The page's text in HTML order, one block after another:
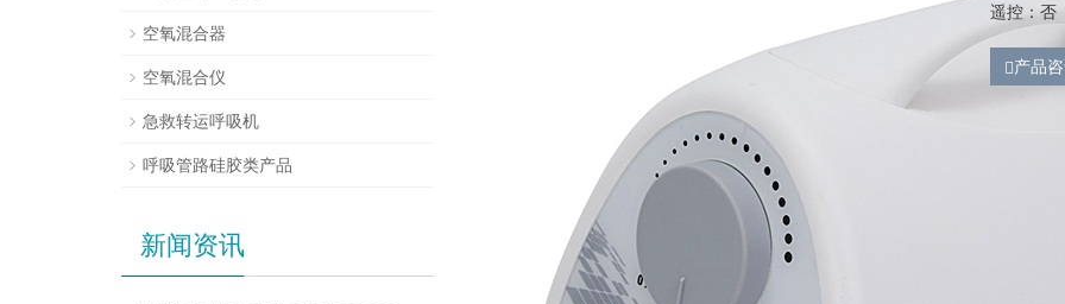
遥控：否
产品
空氧混合器
空氧混合仪
急救转运呼吸机
呼吸管路硅胶类产品
新闻资讯